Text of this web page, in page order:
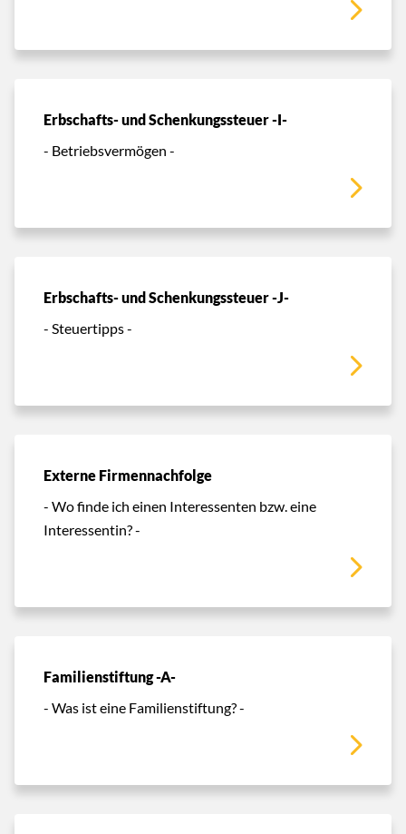
Erbschafts- und Schenkungssteuer -I-
- Betriebsvermögen -
Erbschafts- und Schenkungssteuer -J-
- Steuertipps -
Externe Firmennachfolge
- Wo finde ich einen Interessenten bzw. eine
Interessentin? -
Familienstiftung -A-
- Was ist eine Familienstiftung? -